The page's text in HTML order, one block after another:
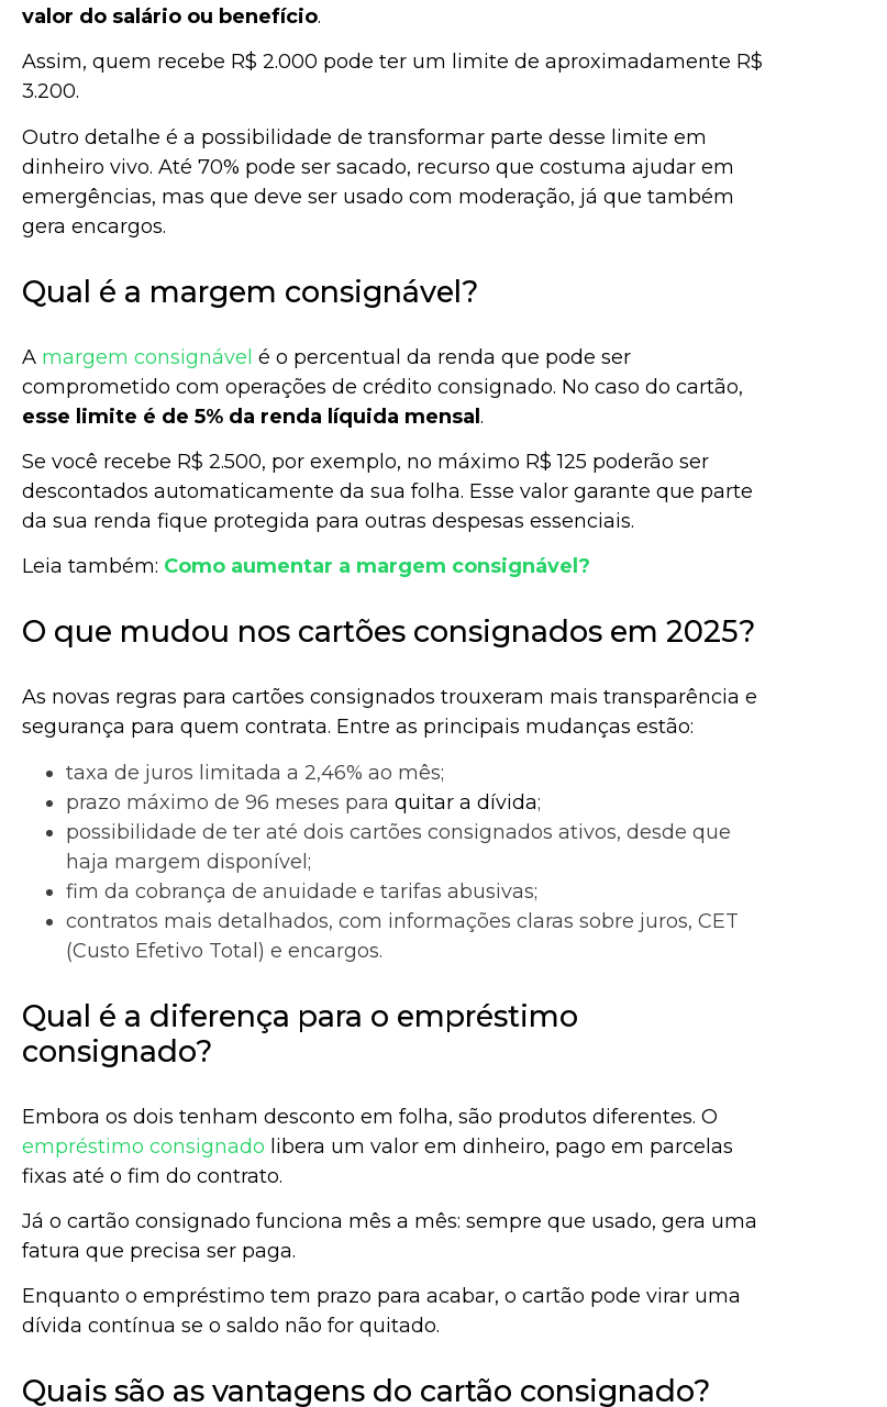
valor do salário ou benefício.
Assim, quem recebe R$ 2.000 pode ter um limite de aproximadamente R$
3.200.
Outro detalhe é a possibilidade de transformar parte desse limite em
dinheiro vivo. Até 70% pode ser sacado, recurso que costuma ajudar em
emergências, mas que deve ser usado com moderação, já que também
gera encargos.
Qual é a margem consignável?
A margem consignável é o percentual da renda que pode ser
comprometido com operações de crédito consignado. No caso do cartão,
esse limite é de 5% da renda líquida mensal.
Se você recebe R$ 2.500, por exemplo, no máximo R$ 125 poderão ser
descontados automaticamente da sua folha. Esse valor garante que parte
da sua renda fique protegida para outras despesas essenciais.
Leia também: Como aumentar a margem consignável?
O que mudou nos cartões consignados em 2025?
As novas regras para cartões consignados trouxeram mais transparência e
segurança para quem contrata. Entre as principais mudanças estão:
taxa de juros limitada a 2,46% ao mês;
prazo máximo de 96 meses para quitar a dívida;
possibilidade de ter até dois cartões consignados ativos, desde que
haja margem disponível;
fim da cobrança de anuidade e tarifas abusivas;
contratos mais detalhados, com informações claras sobre juros, CET
(Custo Efetivo Total) e encargos.
Qual é a diferença para o empréstimo
consignado?
Embora os dois tenham desconto em folha, são produtos diferentes. O
empréstimo consignado libera um valor em dinheiro, pago em parcelas
fixas até o fim do contrato.
Já o cartão consignado funciona mês a mês: sempre que usado, gera uma
fatura que precisa ser paga.
Enquanto o empréstimo tem prazo para acabar, o cartão pode virar uma
dívida contínua se o saldo não for quitado.
Quais são as vantagens do cartão consignado?